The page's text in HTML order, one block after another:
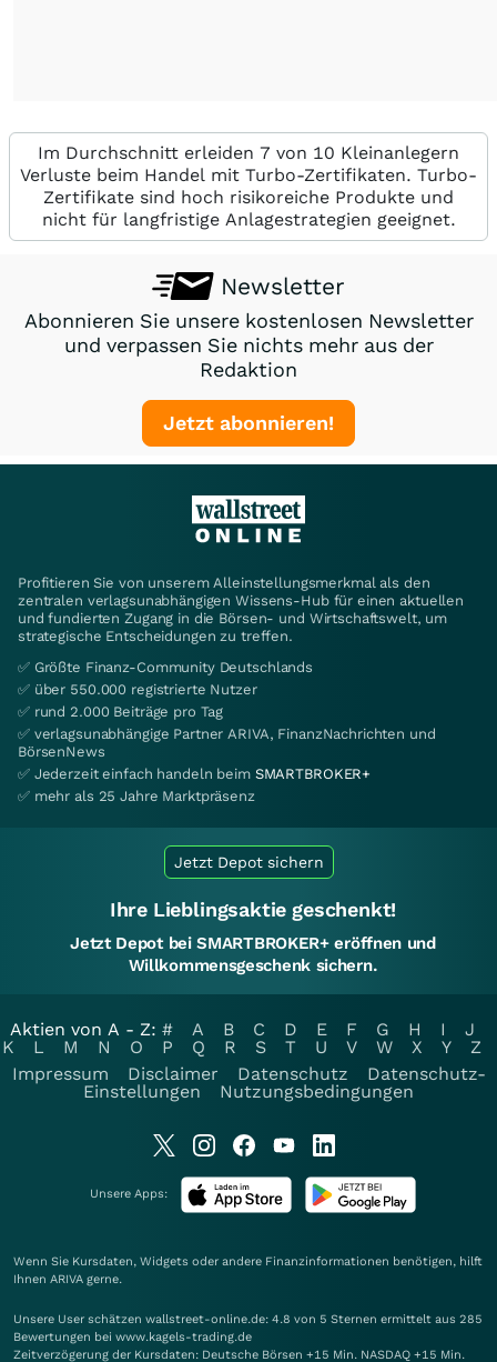
Im Durchschnitt erleiden 7 von 10 Kleinanlegern
Verluste beim Handel mit Turbo-Zertifikaten. Turbo-
Zertifikate sind hoch risikoreiche Produkte und
nicht für langfristige Anlagestrategien geeignet.
Newsletter
Abonnieren Sie unsere kostenlosen Newsletter
und verpassen Sie nichts mehr aus der
Redaktion
Jetzt abonnieren!
Profitieren Sie von unserem Alleinstellungsmerkmal als den
zentralen verlagsunabhängigen Wissens-Hub für einen aktuellen
und fundierten Zugang in die Börsen- und Wirtschaftswelt, um
strategische Entscheidungen zu treffen.
✅ Größte Finanz-Community Deutschlands
✅ über 550.000 registrierte Nutzer
✅ rund 2.000 Beiträge pro Tag
✅ verlagsunabhängige Partner ARIVA, FinanzNachrichten und
BörsenNews
✅ Jederzeit einfach handeln beim SMARTBROKER+
✅ mehr als 25 Jahre Marktpräsenz
Jetzt Depot sichern
Ihre Lieblingsaktie geschenkt!
Jetzt Depot bei SMARTBROKER+ eröffnen und
Willkommensgeschenk sichern.
Aktien von A - Z: # A B C D E F G H I
J
K
L M N O P Q R S T U V W X Y
Z
Impressum
Disclaimer Datenschutz
Datenschutz-
Einstellungen
Nutzungsbedingungen
Unsere Apps:
Wenn Sie Kursdaten, Widgets oder andere Finanzinformationen benötigen, hilft
Ihnen ARIVA gerne.
Unsere User schätzen wallstreet-online.de: 4.8 von 5 Sternen ermittelt aus 285
Bewertungen bei www.kagels-trading.de
Zeitverzögerung der Kursdaten: Deutsche Börsen +15 Min. NASDAQ +15 Min.